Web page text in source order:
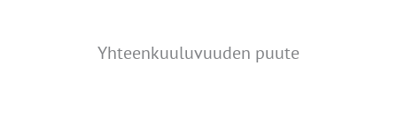
Yhteenkuuluvuuden puute